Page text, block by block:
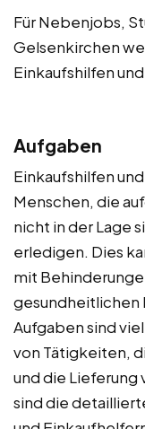
Für Nebenjobs,
Gelsenkirchen
Einkaufshilfen
Aufgaben
Einkaufshilfen
Menschen, die
nicht in der Lage
erledigen. Dies
mit
gesundheitlichen
Aufgaben sind
von Tätigkeiten,
und die Lieferung
sind die